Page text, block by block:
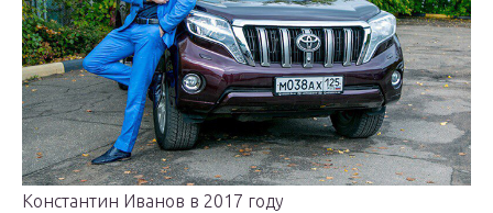
Константин Иванов в 2017 году